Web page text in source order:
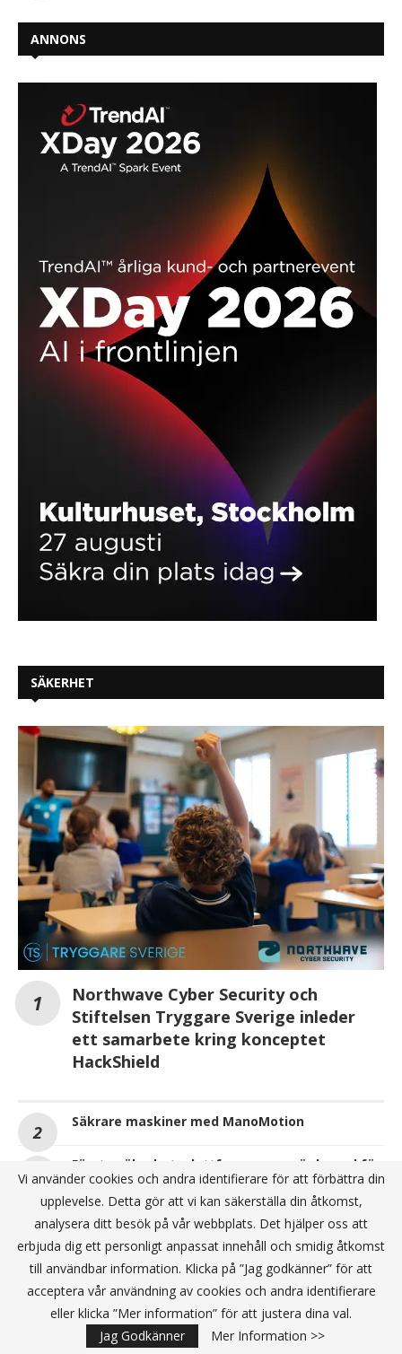
ANNONS
SÄKERHET
Northwave Cyber Security och
Stiftelsen Tryggare Sverige inleder
ett samarbete kring konceptet
HackShield
Säkrare maskiner med ManoMotion
Första säkerhetsplattformen som är byggd för
molnet
ANNONS
Vi använder cookies och andra identifierare för att förbättra din
upplevelse. Detta gör att vi kan säkerställa din åtkomst,
analysera ditt besök på vår webbplats. Det hjälper oss att
erbjuda dig ett personligt anpassat innehåll och smidig åtkomst
till användbar information. Klicka på ”Jag godkänner” för att
acceptera vår användning av cookies och andra identifierare
eller klicka ”Mer information” för att justera dina val.
Jag Godkänner
Mer Information >>